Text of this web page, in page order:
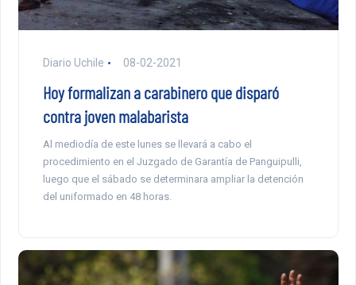
Diario Uchile 08-02-2021
Hoy formalizan a carabinero que disparó
contra joven malabarista
Al mediodía de este lunes se llevará a cabo el
procedimiento en el Juzgado de Garantía de Panguipulli,
luego que el sábado se determinara ampliar la detención
del uniformado en 48 horas.